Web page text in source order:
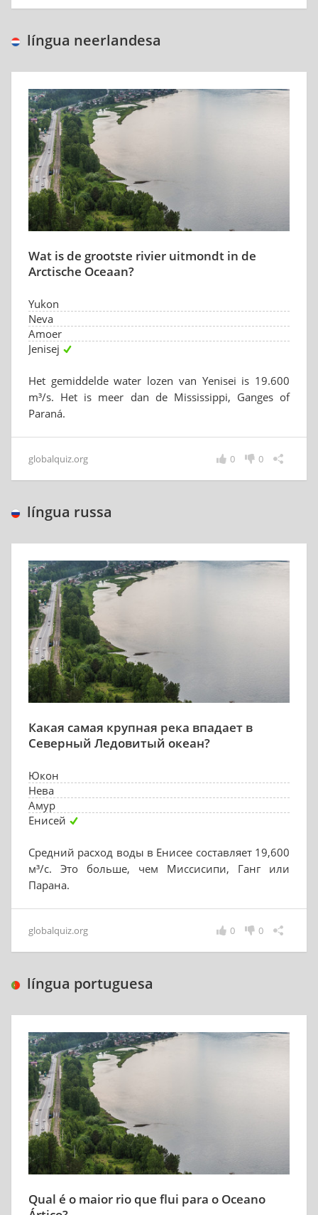
língua neerlandesa
Wat is de grootste rivier uitmondt in de
Arctische Oceaan?
Yukon
Neva
Amoer
Jenisej
Het gemiddelde water lozen van Yenisei is 19.600
m³/s. Het is meer dan de Mississippi, Ganges of
Paraná.
globalquiz.org 0
0
língua russa
Какая самая крупная река впадает в
Северный Ледовитый океан?
Юкон
Нева
Амур
Енисей
Средний расход воды в Енисее составляет 19,600
м³/с. Это больше, чем Миссисипи, Ганг или
Парана.
globalquiz.org 0
0
língua portuguesa
Qual é o maior rio que flui para o Oceano